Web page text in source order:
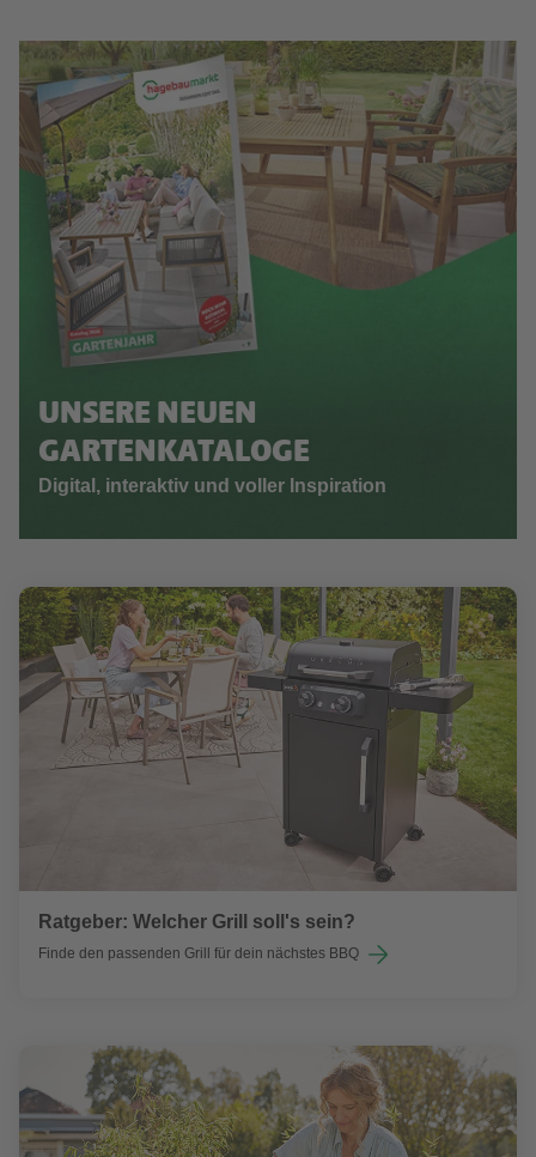
UNSERE NEUEN
GARTENKATALOGE
Digital, interaktiv und voller Inspiration
Ratgeber: Welcher Grill soll's sein?
Finde den passenden Grill für dein nächstes BBQ